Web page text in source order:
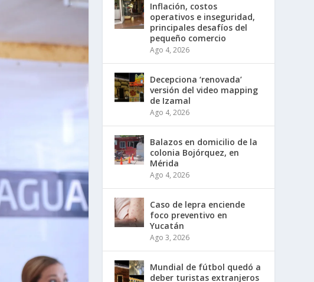
Inflación, costos
operativos e inseguridad,
principales desafíos del
pequeño comercio
Ago 4, 2026
Decepciona ‘renovada’
versión del video mapping
de Izamal
Ago 4, 2026
Balazos en domicilio de la
colonia Bojórquez, en
Mérida
Ago 4, 2026
Caso de lepra enciende
foco preventivo en
Yucatán
Ago 3, 2026
Mundial de fútbol quedó a
deber turistas extranjeros